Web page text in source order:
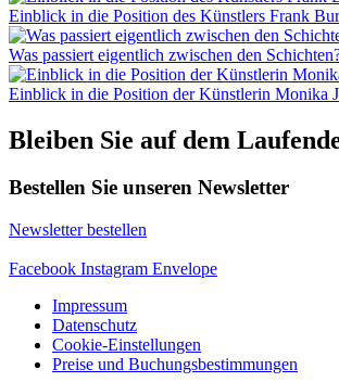
Einblick in die Position des Künstlers Frank
Was passiert eigentlich zwischen den
Einblick in die Position der Künstlerin Monika
Bleiben Sie auf dem
Bestellen Sie unseren Newsletter
Newsletter bestellen
Facebook Instagram Envelope
Impressum
Datenschutz
Cookie-Einstellungen
Preise und Buchungsbestimmungen